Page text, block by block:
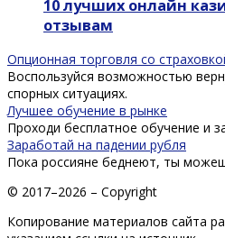
10 лучших онлайн
отзывам
Опционная торговля со
Воспользуйся возможностью
спорных ситуациях.
Лучшее обучение в рынке
Проходи бесплатное обучение и
Заработай на падении рубля
Пока россияне беднеют, ты
© 2017–2026 – Copyright
Копирование материалов сайта